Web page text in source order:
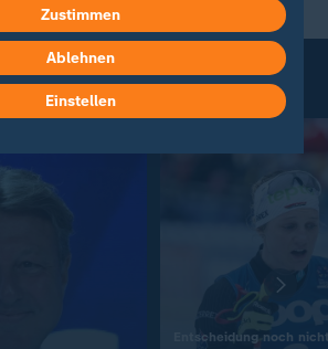
zum Wintersport
Entscheidung noch
Zustimmen
Ablehnen
Einstellen